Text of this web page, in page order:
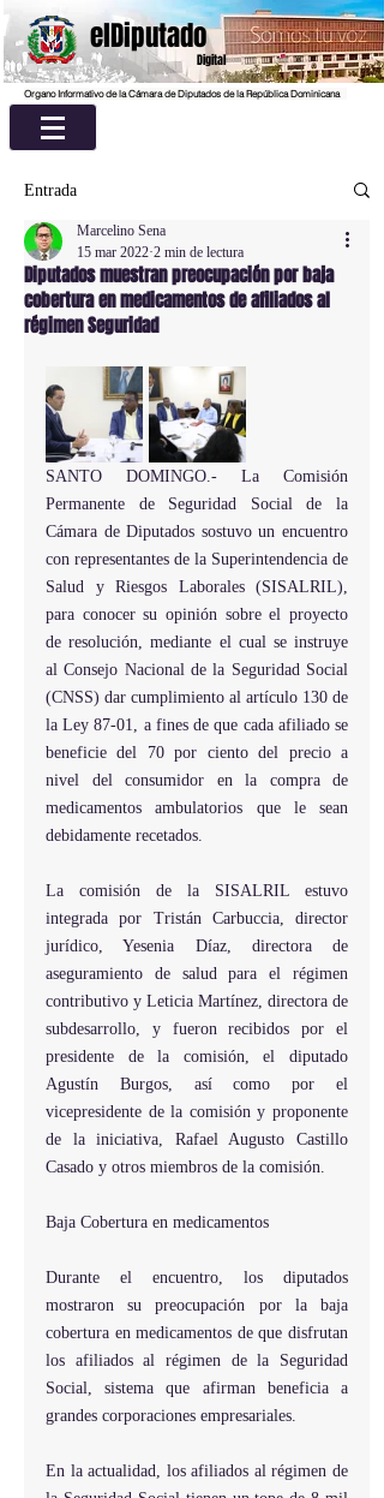
elDiputado
Digital
Organo Informativo de la Cámara de Diputados de la República Dominicana
Entrada
Diputados muestran preocupación por baja
cobertura en medicamentos de afiliados al
régimen Seguridad
Marcelino Sena
15 mar 2022 2 min de lectura
SANTO DOMINGO.- La Comisión
Permanente de Seguridad Social de la
Cámara de Diputados sostuvo un encuentro
con representantes de la Superintendencia de
Salud y Riesgos Laborales (SISALRIL),
para conocer su opinión sobre el proyecto
de resolución, mediante el cual se instruye
al Consejo Nacional de la Seguridad Social
(CNSS) dar cumplimiento al artículo 130 de
la Ley 87-01, a fines de que cada afiliado se
beneficie del 70 por ciento del precio a
nivel del consumidor en la compra de
medicamentos ambulatorios que le sean
debidamente recetados.
La comisión de la SISALRIL estuvo
integrada por Tristán Carbuccia, director
jurídico, Yesenia Díaz, directora de
aseguramiento de salud para el régimen
contributivo y Leticia Martínez, directora de
subdesarrollo, y fueron recibidos por el
presidente de la comisión, el diputado
Agustín Burgos, así como por el
vicepresidente de la comisión y proponente
de la iniciativa, Rafael Augusto Castillo
Casado y otros miembros de la comisión.
Baja Cobertura en medicamentos
Durante el encuentro, los diputados
mostraron su preocupación por la baja
cobertura en medicamentos de que disfrutan
los afiliados al régimen de la Seguridad
Social, sistema que afirman beneficia a
grandes corporaciones empresariales.
En la actualidad, los afiliados al régimen de